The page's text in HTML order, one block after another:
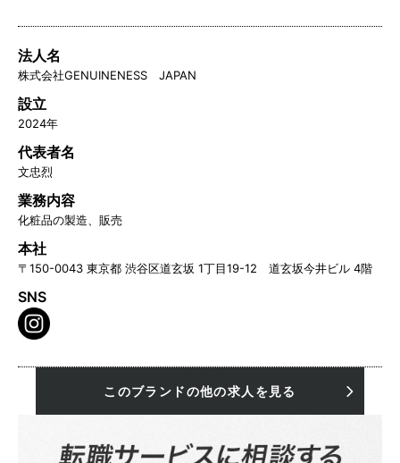
法人名
株式会社GENUINENESS JAPAN
設立
2024年
代表者名
文忠烈
業務内容
化粧品の製造、販売
本社
〒150-0043 東京都 渋谷区道玄坂 1丁目19-12 道玄坂今井ビル 4階
SNS
このブランドの他の求人を見る